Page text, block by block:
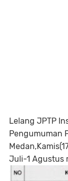
Lelang JPTP
Pengumuman
Juli-1 Agustus